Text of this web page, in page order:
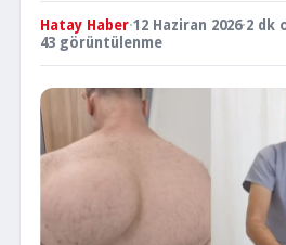
Hatay Haber·12 Haziran 2026·2 dk
43 görüntülenme